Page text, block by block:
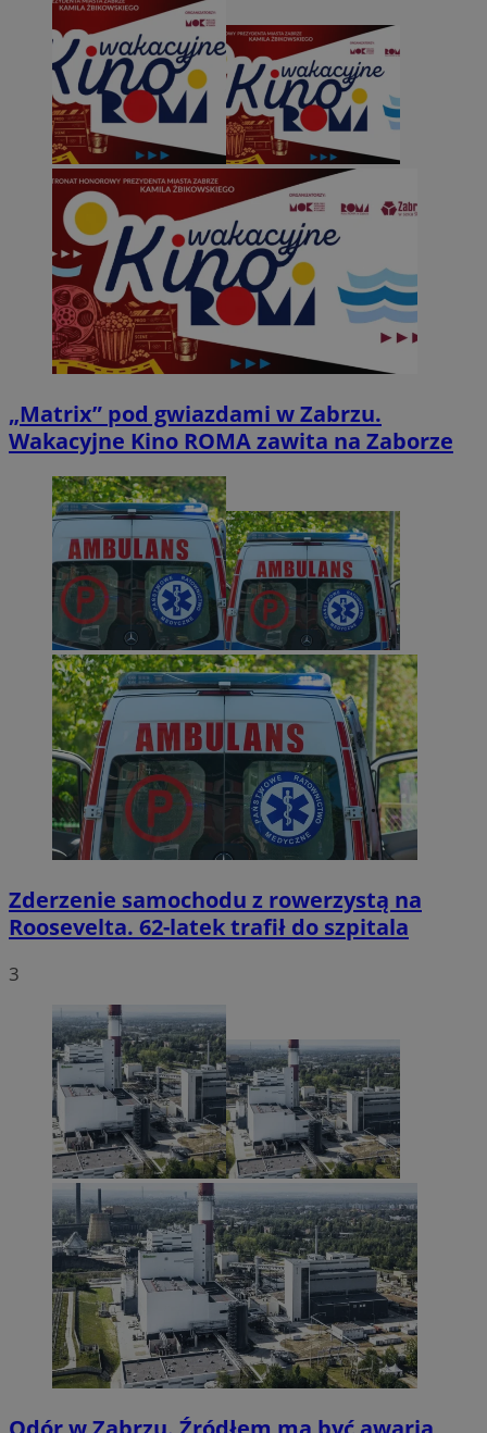
„Matrix” pod gwiazdami w Zabrzu.
Wakacyjne Kino ROMA zawita na Zaborze
Zderzenie samochodu z rowerzystą na
Roosevelta. 62-latek trafił do szpitala
3